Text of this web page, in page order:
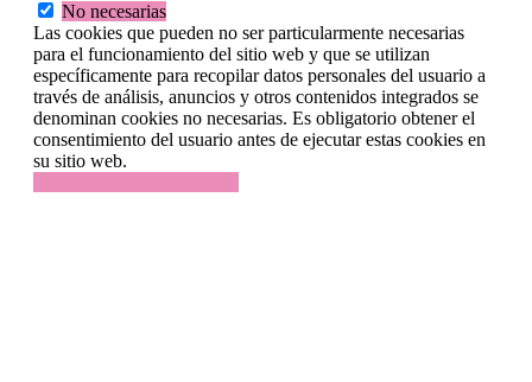
No necesarias
Las cookies que pueden no ser particularmente necesarias
para el funcionamiento del sitio web y que se utilizan
específicamente para recopilar datos personales del usuario a
través de análisis, anuncios y otros contenidos integrados se
denominan cookies no necesarias. Es obligatorio obtener el
consentimiento del usuario antes de ejecutar estas cookies en
su sitio web.